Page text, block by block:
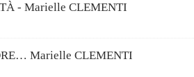
- Marielle CLEMENTI
Marielle CLEMENTI